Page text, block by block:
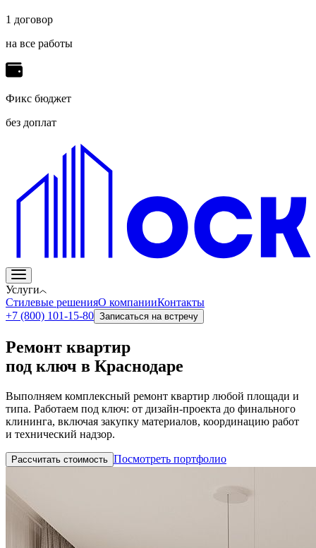
1 договор
на все работы
Фикс бюджет
без доплат
Услуги
Стилевые решенияО компанииКонтакты
+7 (800) 101-15-80 Записаться на встречу
Ремонт квартир
под ключ в Краснодаре
Выполняем комплексный ремонт квартир любой площади и
типа. Работаем под ключ: от дизайн-проекта до финального
клининга, включая закупку материалов, координацию работ
и технический надзор.
Рассчитать стоимость Посмотреть портфолио